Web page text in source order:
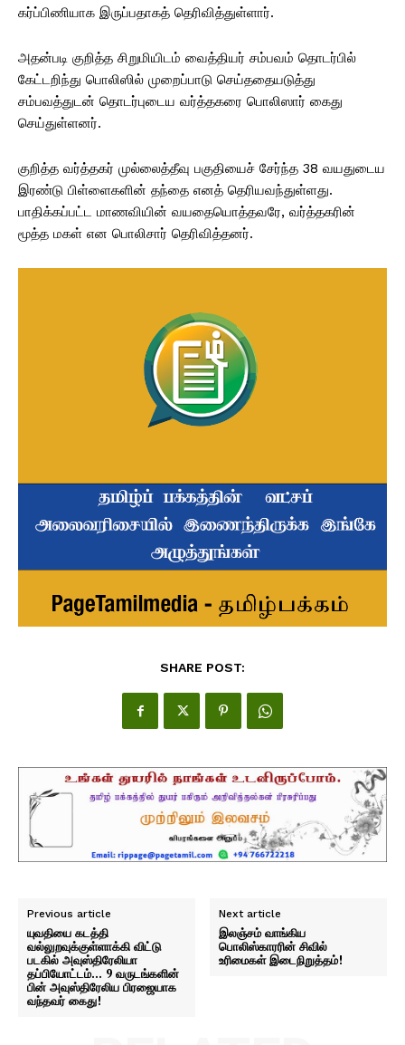
கர்ப்பிணியாக இருப்பதாகத் தெரிவித்துள்ளார்.
அதன்படி குறித்த சிறுமியிடம் வைத்தியர் சம்பவம் தொடர்பில்
கேட்டறிந்து பொலிஸில் முறைப்பாடு செய்ததையடுத்து
சம்பவத்துடன் தொடர்புடைய வர்த்தகரை பொலிஸார் கைது
செய்துள்ளனர்.
குறித்த வர்த்தகர் முல்லைத்தீவு பகுதியைச் சேர்ந்த 38 வயதுடைய
இரண்டு பிள்ளைகளின் தந்தை எனத் தெரியவந்துள்ளது.
பாதிக்கப்பட்ட மாணவியின் வயதையொத்தவரே, வர்த்தகரின்
மூத்த மகள் என பொலிசார் தெரிவித்தனர்.
SHARE POST:
Previous article
யுவதியை கடத்தி
வல்லுறவுக்குள்ளாக்கி விட்டு
படகில் அவுஸ்திரேலியா
தப்பியோட்டம்… 9 வருடங்களின்
பின் அவுஸ்திரேலிய பிரஜையாக
வந்தவர் கைது!
Next article
இலஞ்சம் வாங்கிய
பொலிஸ்காரரின் சிவில்
உரிமைகள் இடைநிறுத்தம்!